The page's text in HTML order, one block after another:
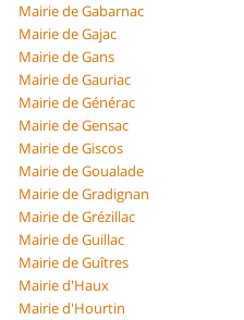
Mairie de Gabarnac
Mairie de Gajac
Mairie de Gans
Mairie de Gauriac
Mairie de Générac
Mairie de Gensac
Mairie de Giscos
Mairie de Goualade
Mairie de Gradignan
Mairie de Grézillac
Mairie de Guillac
Mairie de Guîtres
Mairie d'Haux
Mairie d'Hourtin